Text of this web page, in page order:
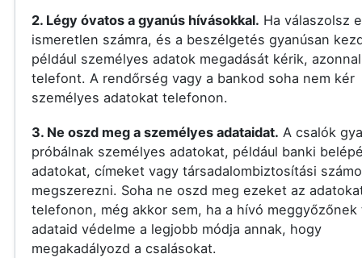
2. Légy óvatos a gyanús hívásokkal. Ha válaszolsz
ismeretlen számra, és a beszélgetés gyanúsan
például személyes adatok megadását kérik,
telefont. A rendőrség vagy a bankod soha nem kér
személyes adatokat telefonon.
3. Ne oszd meg a személyes adataidat. A csalók
próbálnak személyes adatokat, például banki
adatokat, címeket vagy társadalombiztosítási
megszerezni. Soha ne oszd meg ezeket az
telefonon, még akkor sem, ha a hívó meggyőzőnek
adataid védelme a legjobb módja annak, hogy
megakadályozd a csalásokat.